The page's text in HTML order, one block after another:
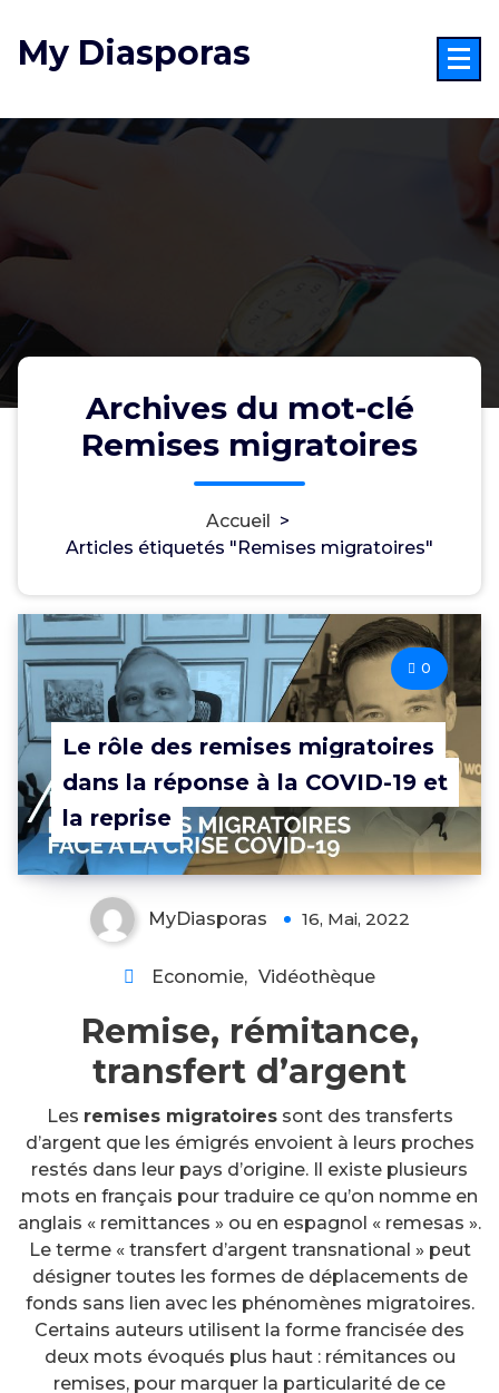
au
contenu
My Diasporas
Archives du mot-clé
Remises migratoires
Accueil
>
Articles étiquetés "Remises migratoires"
Le rôle des remises migratoires
dans la réponse à la COVID-19 et
la reprise
0
MyDiasporas 16, Mai, 2022
Economie, Vidéothèque
Remise, rémitance,
transfert d’argent
Les remises migratoiressont des transferts
d’argent que les émigrés envoient à leurs proches
restés dans leur pays d’origine. Il existe plusieurs
mots en français pour traduire ce qu’on nomme en
anglais « remittances » ou en espagnol « remesas ».
Le terme « transfert d’argent transnational » peut
désigner toutes les formes de déplacements de
fonds sans lien avec les phénomènes migratoires.
Certains auteurs utilisent la forme francisée des
deux mots évoqués plus haut : rémitances ou
remises, pour marquer la particularité de ce